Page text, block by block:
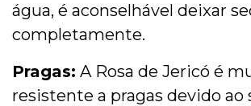
água, é aconselhável deixar
completamente.
Pragas: A Rosa de Jericó é
resistente a pragas devido ao